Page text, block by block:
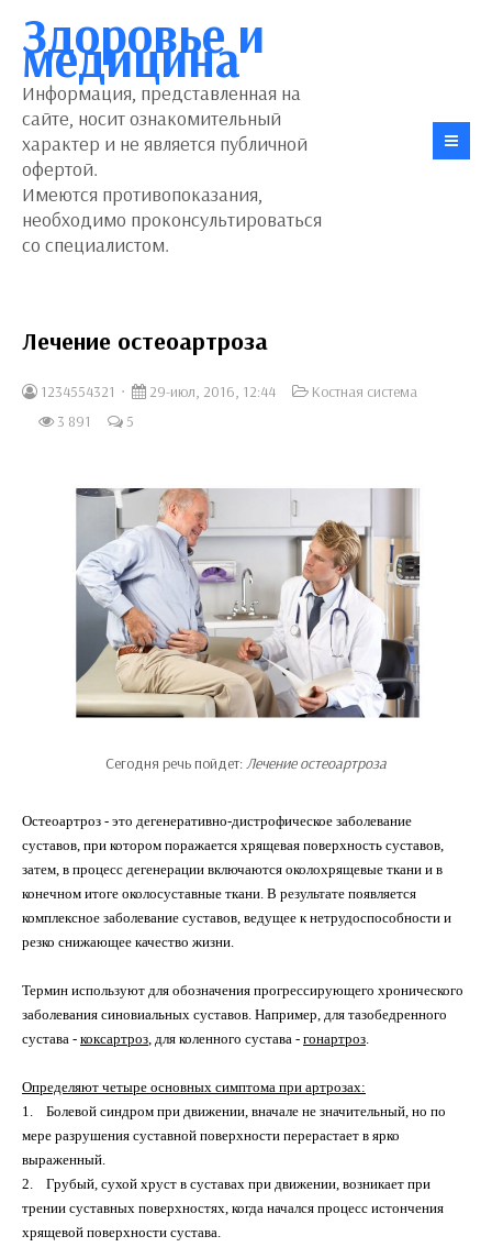
Здоровье и
медицина
Информация, представленная на
сайте, носит ознакомительный
характер и не является публичной
офертой.
Имеются противопоказания,
необходимо проконсультироваться
со специалистом.
Лечение остеоартроза
1234554321 29-июл, 2016, 12:44
Костная система
3 891
5
Сегодня речь пойдет:Лечение остеоартроза
Остеоартроз - это дегенеративно-дистрофическое заболевание
суставов, при котором поражается хрящевая поверхность суставов,
затем, в процесс дегенерации включаются околохрящевые ткани и в
конечном итоге околосуставные ткани. В результате появляется
комплексное заболевание суставов, ведущее к нетрудоспособности и
резко снижающее качество жизни.
Термин используют для обозначения прогрессирующего хронического
заболевания синовиальных суставов. Например, для тазобедренного
сустава - коксартроз, для коленного сустава - гонартроз.
Определяют четыре основных симптома при артрозах:
1.
Болевой синдром при движении, вначале не значительный, но по
мере разрушения суставной поверхности перерастает в ярко
выраженный.
2.
Грубый, сухой хруст в суставах при движении, возникает при
трении суставных поверхностях, когда начался процесс истончения
хрящевой поверхности сустава.